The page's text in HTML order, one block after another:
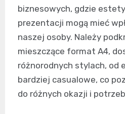
biznesowych, gdzie
prezentacji mogą mieć
naszej osoby. Należy
mieszczące format A4,
różnorodnych stylach, od
bardziej casualowe, co
do różnych okazji i